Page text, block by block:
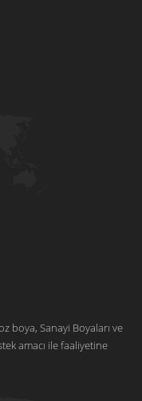
boya, Sanayi Boyaları ve
amacı ile faaliyetine